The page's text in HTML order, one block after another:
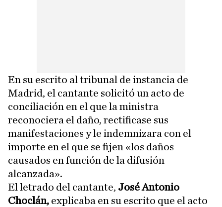
En su escrito al tribunal de instancia de
Madrid, el cantante solicitó un acto de
conciliación en el que la ministra
reconociera el daño, rectificase sus
manifestaciones y le indemnizara con el
importe en el que se fijen «los daños
causados en función de la difusión
alcanzada».
El letrado del cantante, José Antonio
Choclán, explicaba en su escrito que el acto